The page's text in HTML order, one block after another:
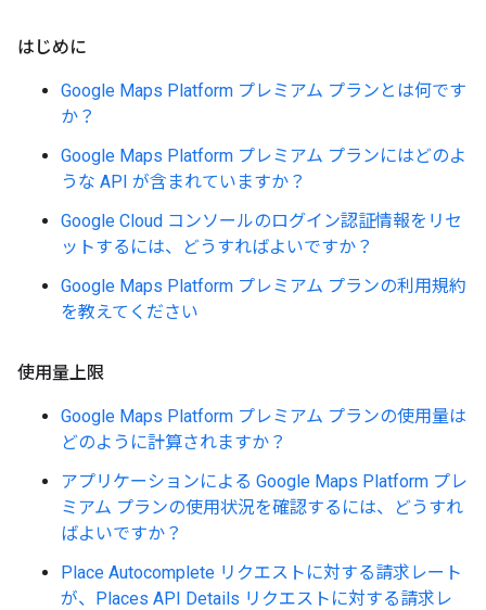
はじめに
Google Maps Platform プレミアム プランとは何です
か？
Google Maps Platform プレミアム プランにはどのよ
うな API が含まれていますか？
Google Cloud コンソールのログイン認証情報をリセ
ットするには、どうすればよいですか？
Google Maps Platform プレミアム プランの利用規約
を教えてください
使用量上限
Google Maps Platform プレミアム プランの使用量は
どのように計算されますか？
アプリケーションによる Google Maps Platform プレ
ミアム プランの使用状況を確認するには、どうすれ
ばよいですか？
Place Autocomplete リクエストに対する請求レート
が、Places API Details リクエストに対する請求レ